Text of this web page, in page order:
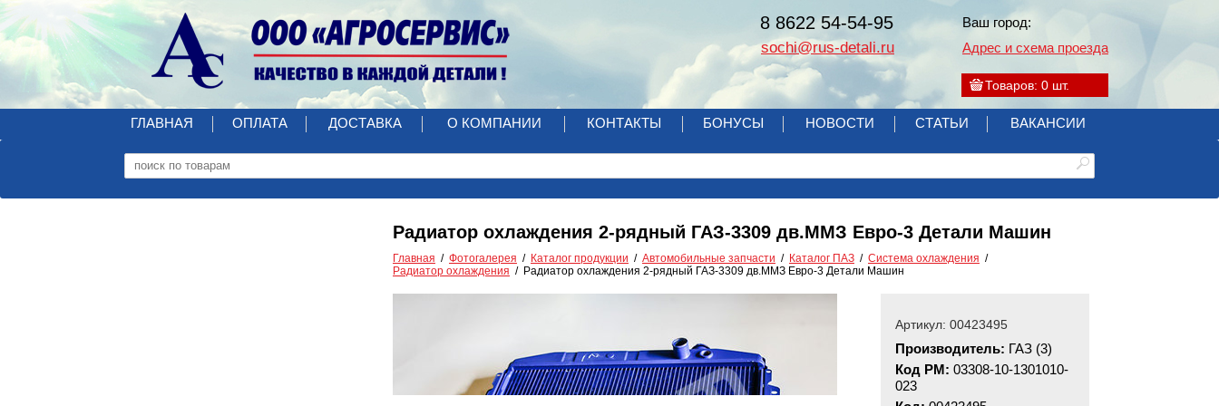
Товаров: 0 шт.
Ваш город:
Адрес и схема проезда
8 8622 54-54-95
sochi@rus-detali.ru
ГЛАВНАЯ ОПЛАТА ДОСТАВКА О КОМПАНИИ КОНТАКТЫ БОНУСЫ НОВОСТИ СТАТЬИ ВАКАНСИИ
Радиатор охлаждения 2-рядный ГАЗ-3309 дв.ММЗ Евро-3 Детали Машин
Главная Фотогалерея Каталог продукции Автомобильные запчасти Каталог ПАЗ
Система охлаждения
Радиатоp охлаждения
Радиатор охлаждения 2-рядный ГАЗ-3309 дв.ММЗ Евро-3 Детали Машин
Артикул: 00423495
Производитель: ГАЗ (3)
Код РМ: 03308-10-1301010-
023